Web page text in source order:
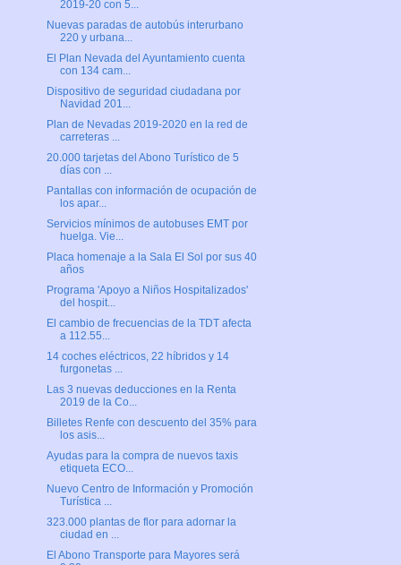
2019-20 con 5...
Nuevas paradas de autobús interurbano
220 y urbana...
El Plan Nevada del Ayuntamiento cuenta
con 134 cam...
Dispositivo de seguridad ciudadana por
Navidad 201...
Plan de Nevadas 2019-2020 en la red de
carreteras ...
20.000 tarjetas del Abono Turístico de 5
días con ...
Pantallas con información de ocupación de
los apar...
Servicios mínimos de autobuses EMT por
huelga. Vie...
Placa homenaje a la Sala El Sol por sus 40
años
Programa 'Apoyo a Niños Hospitalizados'
del hospit...
El cambio de frecuencias de la TDT afecta
a 112.55...
14 coches eléctricos, 22 híbridos y 14
furgonetas ...
Las 3 nuevas deducciones en la Renta
2019 de la Co...
Billetes Renfe con descuento del 35% para
los asis...
Ayudas para la compra de nuevos taxis
etiqueta ECO...
Nuevo Centro de Información y Promoción
Turística ...
323.000 plantas de flor para adornar la
ciudad en ...
El Abono Transporte para Mayores será